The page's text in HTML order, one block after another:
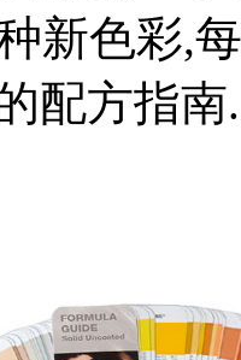
新色彩,
配方指南.